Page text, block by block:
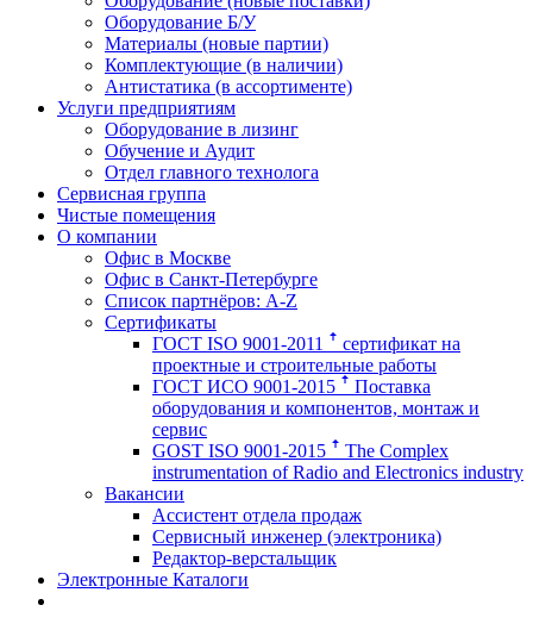
Оборудование Б/У
Материалы (новые партии)
Комплектующие (в наличии)
Антистатика (в ассортименте)
Услуги предприятиям
Оборудование в лизинг
Обучение и Аудит
Отдел главного технолога
Сервисная группа
Чистые помещения
О компании
Офис в Москве
Офис в Санкт-Петербурге
Список партнёров: A-Z
Сертификаты
ГОСТ ISO 9001-2011 ꜛ сертификат на
проектные и строительные работы
ГОСТ ИСО 9001-2015 ꜛ Поставка
оборудования и компонентов, монтаж и
сервис
GOST ISO 9001-2015 ꜛ The Complex
instrumentation of Radio and Electronics industry
Вакансии
Ассистент отдела продаж
Сервисный инженер (электроника)
Редактор-верстальщик
Электронные Каталоги